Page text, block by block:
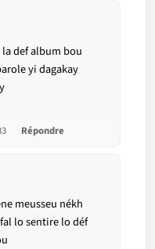
def album bou
yi dagakay
Répondre
meusseu nékh
lo sentire lo déf